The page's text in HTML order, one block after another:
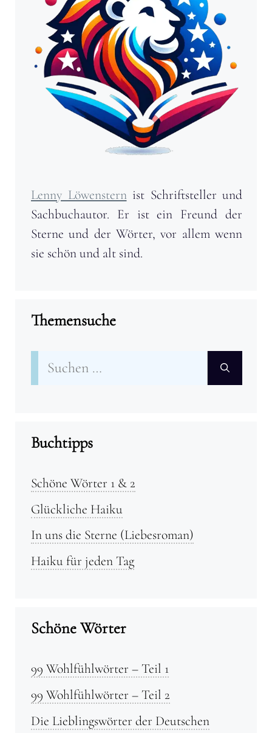
Lenny Löwensternist Schriftsteller und
Sachbuchautor. Er ist ein Freund der
Sterne und der Wörter, vor allem wenn
sie schön und alt sind.
Themensuche
Suchen
nach:
Buchtipps
Schöne Wörter 1 & 2
Glückliche Haiku
In uns die Sterne (Liebesroman)
Haiku für jeden Tag
Schöne Wörter
99 Wohlfühlwörter – Teil 1
99 Wohlfühlwörter – Teil 2
Die Lieblingswörter der Deutschen